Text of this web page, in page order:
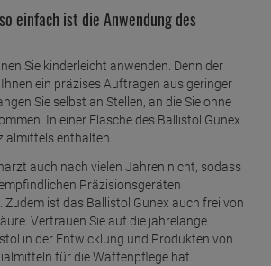
einfach ist die Anwendung des
Sie kinderleicht anwenden. Denn der
ein präzises Auftragen aus geringer
Sie selbst an Stellen, an die Sie ohne
In einer Flasche des Ballistol Gunex
enthalten.
auch nach vielen Jahren nicht, sodass
Präzisionsgeräten
Zudem ist das Ballistol Gunex auch frei von
Vertrauen Sie auf die jahrelange
in der Entwicklung und Produkten von
für die Waffenpflege hat.